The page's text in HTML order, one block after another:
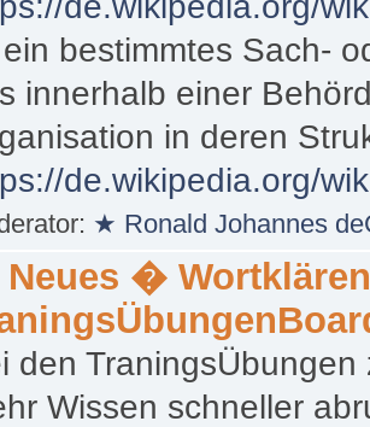
bestimmtes Sach-
innerhalb einer
in deren
de.wikipedia.org/
★ Ronald Johannes
Neues �
den
Wissen schneller